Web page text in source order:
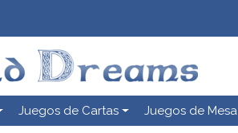
Juegos de Cartas Juegos de Mesa